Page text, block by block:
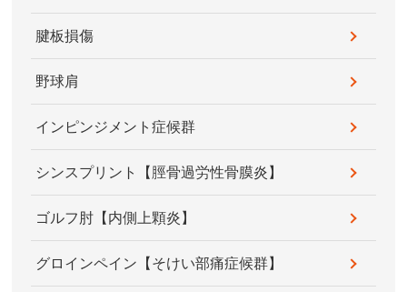
腱板損傷
野球肩
インピンジメント症候群
シンスプリント【脛骨過労性骨膜炎】
ゴルフ肘【内側上顆炎】
グロインペイン【そけい部痛症候群】